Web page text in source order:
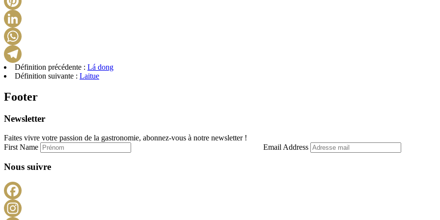
Définition précédente : Lá dong
Définition suivante : Laitue
Footer
Newsletter
Faites vivre votre passion de la gastronomie, abonnez-vous à notre newsletter !
First Name
Email Address
Nous suivre